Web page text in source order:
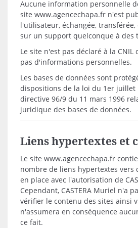
Aucune information personnelle
site www.agencechapa.fr n'est
l'utilisateur, échangée, transférée,
sur un support quelconque à des
Le site n'est pas déclaré à la CNIL
pas d'informations personnelles.
Les bases de données sont
dispositions de la loi du 1er juillet
directive 96/9 du 11 mars 1996
juridique des bases de données.
Liens hypertextes et
Le site www.agencechapa.fr
nombre de liens hypertextes vers
en place avec l'autorisation de
Cependant, CASTERA Muriel n'a
vérifier le contenu des sites ainsi
n'assumera en conséquence
ce fait.